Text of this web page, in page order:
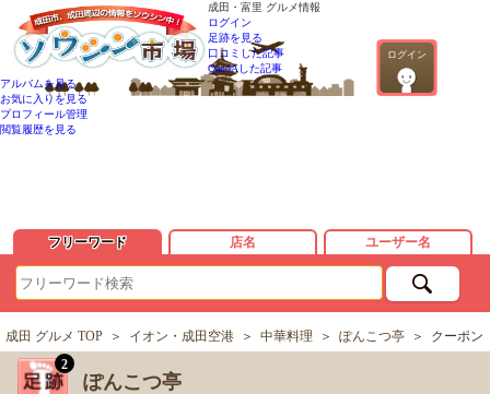
成田・富里 グルメ情報
ログイン
ログイン
足跡を見る
口コミした記事
QandAした記事
アルバムを見る
お気に入りを見る
プロフィール管理
閲覧履歴を見る
フリーワード 店名 ユーザー名
成田 グルメ TOP ＞ イオン・成田空港 ＞ 中華料理 ＞ ぽんこつ亭 ＞ クーポン
2
ぽんこつ亭